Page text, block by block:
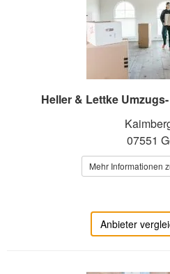
Heller & Lettke
07551
Mehr Informationen
Anbieter